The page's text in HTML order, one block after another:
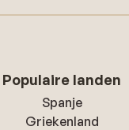
Populaire landen
Spanje
Griekenland